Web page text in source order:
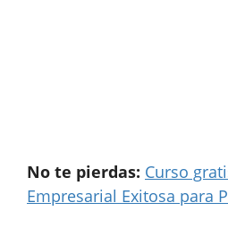
No te pierdas: Curso
Empresarial Exitosa para